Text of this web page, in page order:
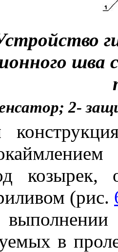
шва
2-
козырек,
(рис.
ых в